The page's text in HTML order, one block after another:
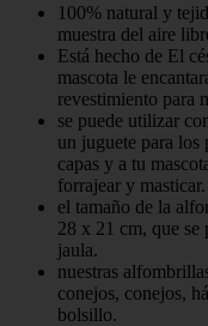
100% natural y
muestra del aire
Está hecho de El
mascota le
revestimiento para
se puede utilizar
un juguete para los
capas y a tu
forrajear y masticar.
el tamaño de la
28 x 21 cm, que se
jaula.
nuestras
conejos, conejos,
bolsillo.